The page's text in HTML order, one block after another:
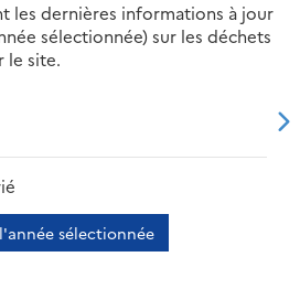
les dernières informations à jour
sélectionnée) sur les déchets
le site.
sélectionnée